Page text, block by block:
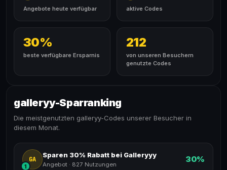
Angebote heute verfügbar aktive Codes
30%
beste verfügbare Ersparnis
212
von unseren Besuchern
genutzte Codes
galleryy-Sparranking
Die meistgenutzten galleryy-Codes unserer Besucher in
diesem Monat.
GA
1
Sparen 30% Rabatt bei Galleryyy
Angebot · 827 Nutzungen
30%